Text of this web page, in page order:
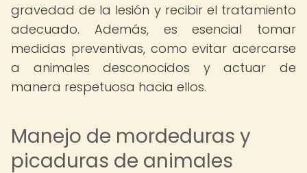
gravedad de la lesión y recibir el tratamiento
adecuado. Además, es esencial tomar
medidas preventivas, como evitar acercarse
a animales desconocidos y actuar de
manera respetuosa hacia ellos.
Manejo de mordeduras y
picaduras de animales